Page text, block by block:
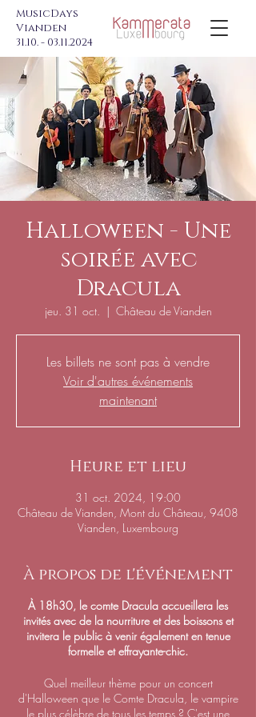
MusicDays
Vianden
31.10. - 03.11.2024
Halloween - Une
soirée avec
Dracula
jeu. 31 oct.
  |
Château de Vianden
Les billets ne sont pas à vendre
Voir d'autres événements
maintenant
Heure et lieu
31 oct. 2024, 19:00
Château de Vianden, Mont du Château, 9408
Vianden, Luxembourg
À propos de l'événement
À 18h30, le comte Dracula accueillera les
invités avec de la nourriture et des boissons et
invitera le public à venir également en tenue
formelle et effrayante-chic.
Quel meilleur thème pour un concert
d'Halloween que le Comte Dracula, le vampire
le plus célèbre de tous les temps ? C'est une